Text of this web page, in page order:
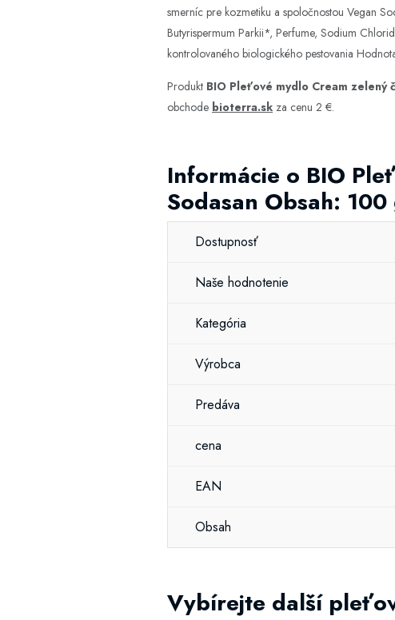
smerníc pre kozmetiku a spoločnostou Vegan
Butyrispermum Parkii*, Perfume, Sodium
kontrolovaného biologického pestovania
Produkt BIO Pleťové mydlo Cream zelený
obchode bioterra.sk za cenu 2 €.
Informácie o BIO
Sodasan Obsah: 100
Dostupnosť
Naše hodnotenie
Kategória
Výrobca
Predáva
cena
EAN
Obsah
Vybírejte další